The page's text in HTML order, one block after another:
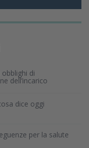
di
dell’incarico
dice oggi
per la salute